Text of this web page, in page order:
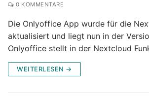
0 KOMMENTARE
Die Onlyoffice App wurde für die
aktualisiert und liegt nun in der
Onlyoffice stellt in der Nextcloud
WEITERLESEN →